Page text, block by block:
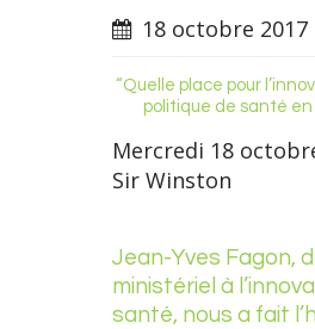
18 octobre 2017
“Quelle place pour
politique de santé en
Mercredi 18
Sir Winston
Jean-Yves Fagon,
ministériel à
santé, nous a fait